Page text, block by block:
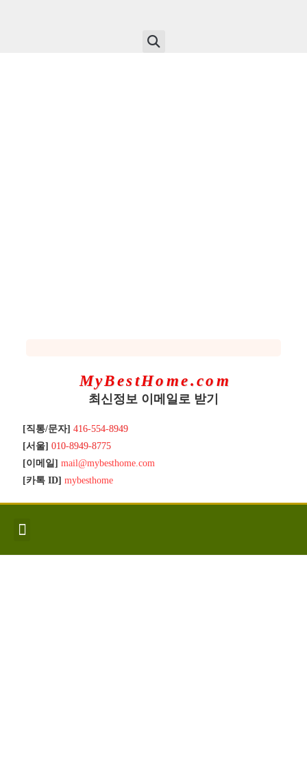
MyBestHome.com
최신정보 이메일로 받기
[직통/문자] 416-554-8949
[서울] 010-8949-8775
[이메일] mail@mybesthome.com
[카톡 ID] mybesthome